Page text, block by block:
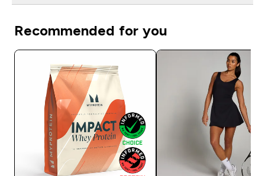
Recommended for you